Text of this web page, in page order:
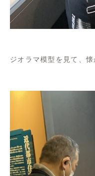
ジオラマ模型を見て、